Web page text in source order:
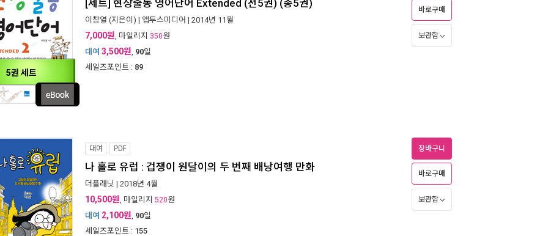
5권 세트
[세트] 현장출동 영어단어 Extended (전5권) (총5권)
이창열 (지은이) | 앱투스미디어 | 2014년 11월
7,000원, 마일리지 350원
대여 3,500원, 90일
세일즈포인트 : 89
바로구매
보관함
대여 PDF
나 홀로 유럽 : 겁쟁이 원달이의 두 번째 배낭여행 만화
더플래닛 | 2018년 4월
10,500원, 마일리지 520원
대여 2,100원, 90일
세일즈포인트 : 155
장바구니
바로구매
보관함